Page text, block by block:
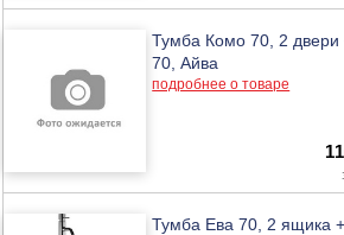
Тумба Комо 70, 2
70, Айва
подробнее о товаре
Тумба Ева 70, 2 ящика